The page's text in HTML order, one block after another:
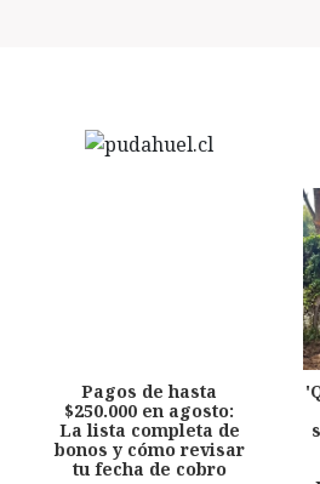
Pagos de hasta
$250.000 en agosto:
La lista completa de
bonos y cómo revisar
tu fecha de cobro